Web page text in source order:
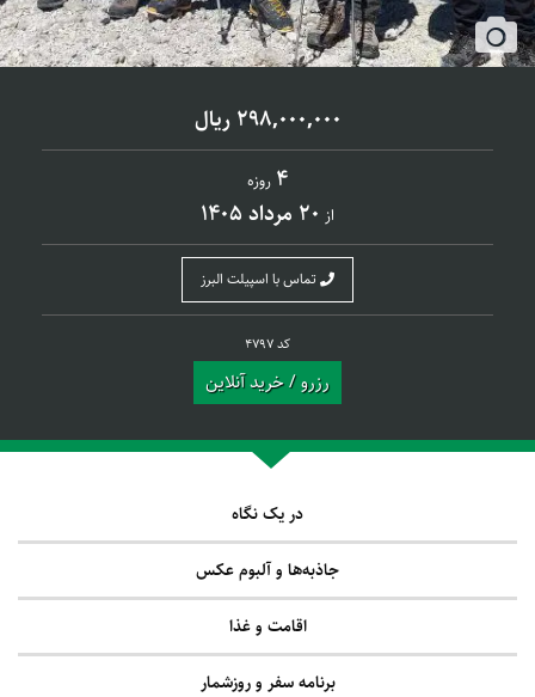
298,000,000 ریال
4 روزه
از 20 مرداد 1405
تماس با اسپیلت البرز
کد 4797
رزرو / خرید آنلاین
در یک نگاه
جاذبه‌ها و آلبوم عکس
اقامت و غذا
برنامه سفر و روزشمار